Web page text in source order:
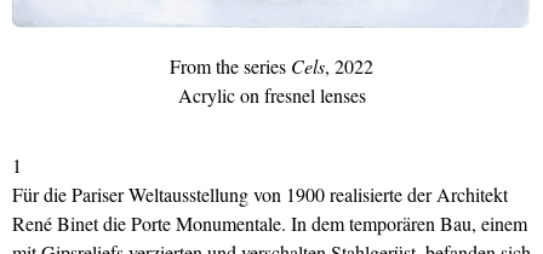
From the series Cels, 2022
Acrylic on fresnel lenses
1
Für die Pariser Weltausstellung von 1900 realisierte der Architekt
René Binet die Porte Monumentale. In dem temporären Bau, einem